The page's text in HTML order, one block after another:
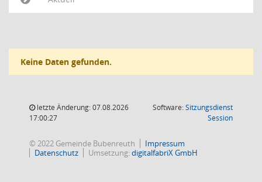
Keine Daten gefunden.
letzte Änderung: 07.08.2026
17:00:27
Software:Sitzungsdienst
Session(Wird in
© 2022 Gemeinde Bubenreuth
Impressum
Datenschutz
Umsetzung:digitalfabriX GmbH